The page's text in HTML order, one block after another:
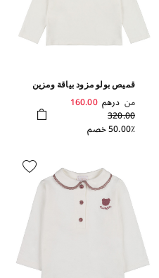
قميص بولو مزود بياقة ومزين
من درهم 160.00
320.00
50.00٪ خصم